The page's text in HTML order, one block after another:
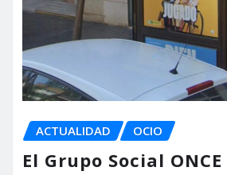
ACTUALIDAD OCIO
El Grupo Social